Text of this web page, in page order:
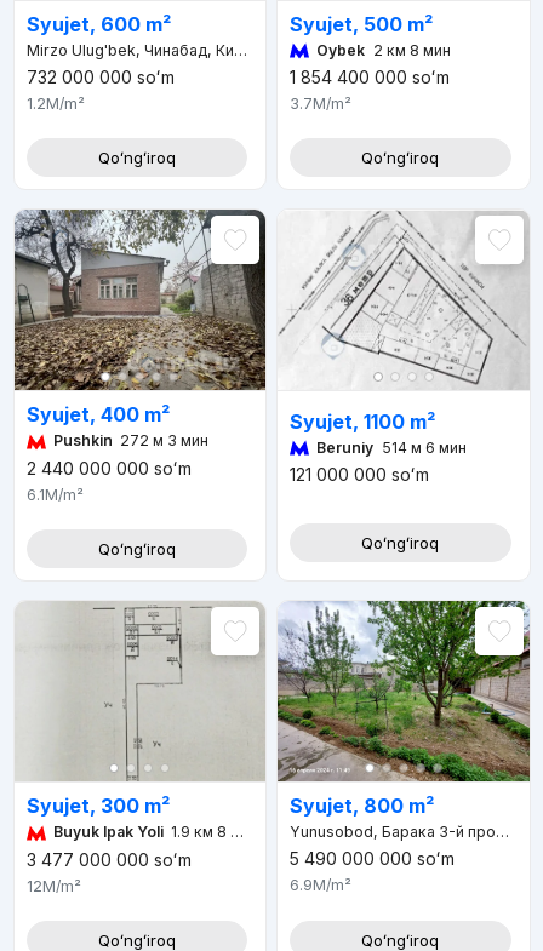
Syujet, 600 m²
Mirzo Ulug'bek, Чинабад, Кибрайский район, Ташкентская область, 111222, Узбекистан
732 000 000 soʻm
1.2M/m²
Qoʻngʻiroq
Syujet, 500 m²
Oybek 2 км 8 мин
1 854 400 000 soʻm
3.7M/m²
Qoʻngʻiroq
Syujet, 400 m²
Pushkin 272 м 3 мин
2 440 000 000 soʻm
6.1M/m²
Qoʻngʻiroq
Syujet, 1100 m²
Beruniy 514 м 6 мин
121 000 000 soʻm
Qoʻngʻiroq
Syujet, 300 m²
Buyuk Ipak Yoli 1.9 км 8 мин
3 477 000 000 soʻm
12M/m²
Qoʻngʻiroq
Syujet, 800 m²
Yunusobod, Барака 3-й проезд, д.5
5 490 000 000 soʻm
6.9M/m²
Qoʻngʻiroq